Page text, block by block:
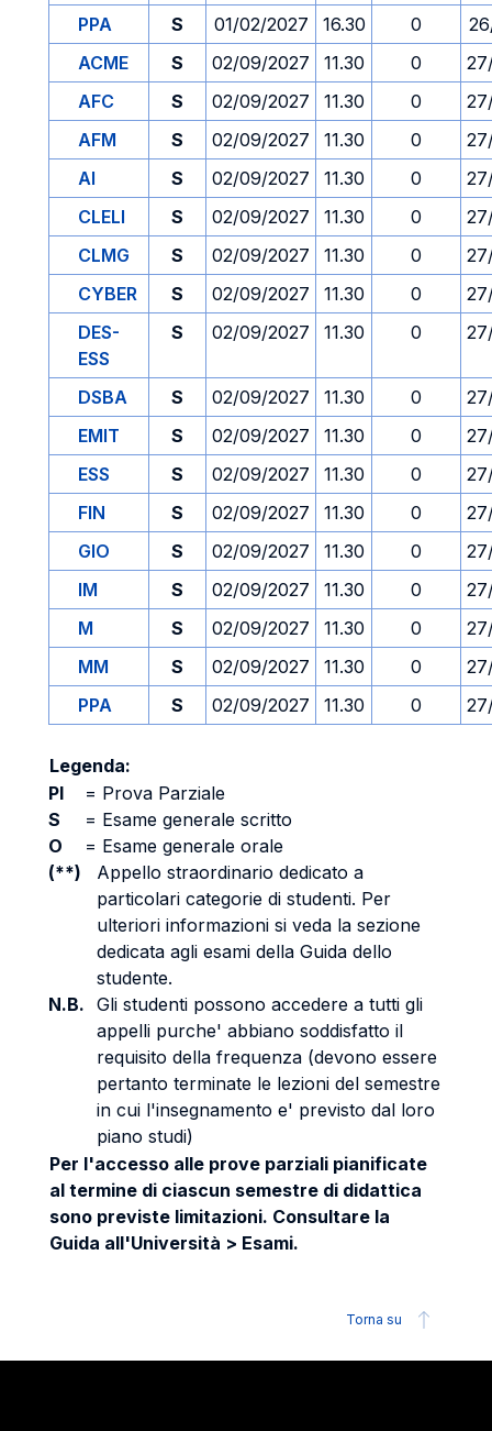
PPA S 01/02/2027 16.30 0
ACME
S 02/09/2027 11.30 0
AFC
S 02/09/2027 11.30 0
AFM
S 02/09/2027 11.30 0
AI
S 02/09/2027 11.30 0
CLELI
S 02/09/2027 11.30 0
CLMG
S 02/09/2027 11.30 0
CYBER
S 02/09/2027 11.30 0
DES-
ESS
S 02/09/2027 11.30 0
DSBA S 02/09/2027 11.30 0
EMIT
S 02/09/2027 11.30 0
ESS
S 02/09/2027 11.30 0
FIN
S 02/09/2027 11.30 0
GIO
S 02/09/2027 11.30 0
IM
S 02/09/2027 11.30 0
M
S 02/09/2027 11.30 0
MM
S 02/09/2027 11.30 0
PPA
S 02/09/2027 11.30 0
Legenda:
PI
= Prova Parziale
S
= Esame generale scritto
O
= Esame generale orale
(**)
Appello straordinario dedicato a
particolari categorie di studenti. Per
ulteriori informazioni si veda la sezione
dedicata agli esami della Guida dello
studente.
N.B. Gli studenti possono accedere a tutti gli
appelli purche' abbiano soddisfatto il
requisito della frequenza (devono essere
pertanto terminate le lezioni del semestre
in cui l'insegnamento e' previsto dal loro
piano studi)
Per l'accesso alle prove parziali pianificate
al termine di ciascun semestre di didattica
sono previste limitazioni. Consultare la
Guida all'Università > Esami.
Torna su